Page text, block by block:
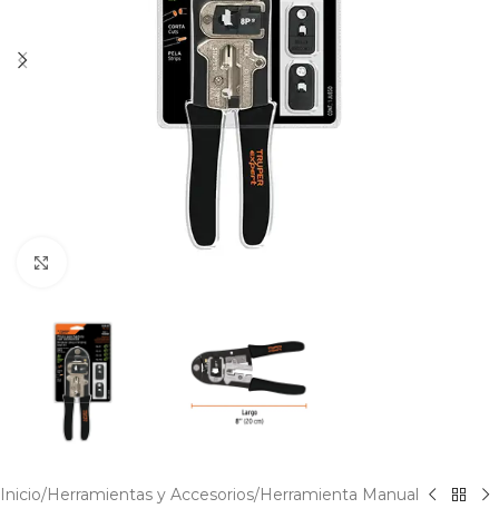
Inicio/Herramientas y Accesorios/Herramienta Manual